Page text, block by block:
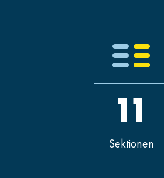
Sektionen
11